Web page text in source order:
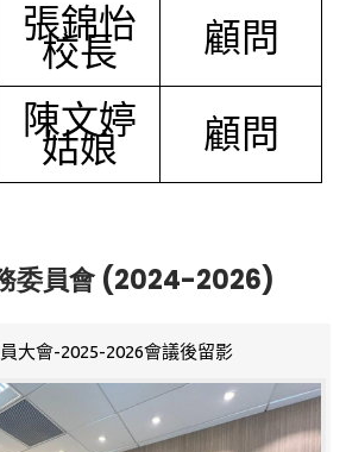
張錦怡
校長 顧問
陳文婷
姑娘 顧問
委員會 (2024-2026)
大會-2025-2026會議後留影